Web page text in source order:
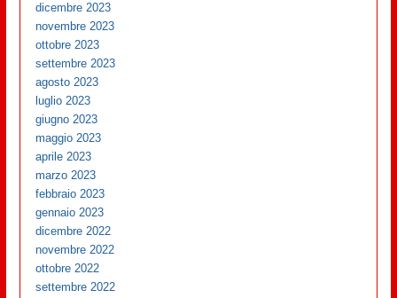
dicembre 2023
novembre 2023
ottobre 2023
settembre 2023
agosto 2023
luglio 2023
giugno 2023
maggio 2023
aprile 2023
marzo 2023
febbraio 2023
gennaio 2023
dicembre 2022
novembre 2022
ottobre 2022
settembre 2022